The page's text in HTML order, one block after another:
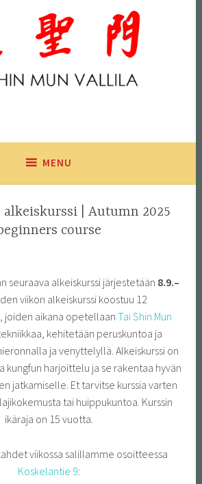
to
content
MENU
alkeiskurssi | Autumn 2025
course
seuraava alkeiskurssi järjestetään 8.9.–
viikon alkeiskurssi koostuu 12
joiden aikana opetellaan Tai Shin Mun
kehitetään peruskuntoa ja
ja venyttelyllä. Alkeiskurssi on
kungfun harjoittelu ja se rakentaa hyvän
jatkamiselle. Et tarvitse kurssia varten
tai huippukuntoa. Kurssin
ikäraja on 15 vuotta.
viikossa salillamme osoitteessa
Koskelantie 9: